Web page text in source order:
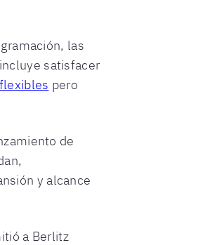
las
satisfacer
pero
de
y alcance
a Berlitz